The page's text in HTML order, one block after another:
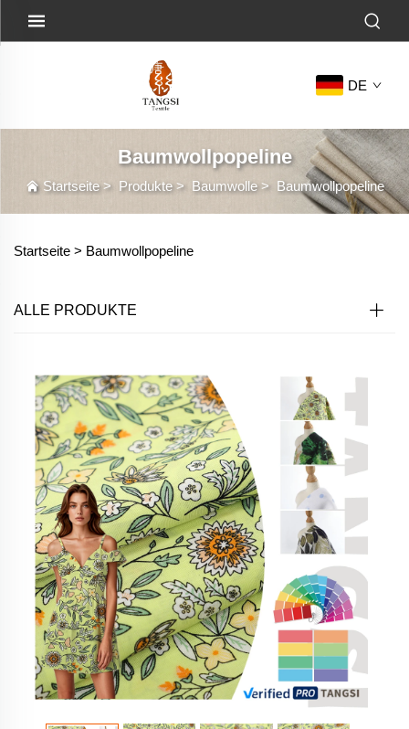
DE
Baumwollpopeline
Startseite> Produkte> Baumwolle> Baumwollpopeline
Startseite > Baumwollpopeline
ALLE PRODUKTE